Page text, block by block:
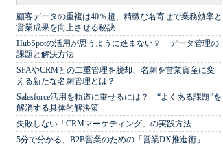
顧客データの重複は40％超、精緻な名寄せで業務効率と
営業成果を向上させる秘訣
HubSpotの活用が思うように進まない？ データ管理の
課題と解決方法
SFAやCRMとの二重管理を脱却、名刺を営業資産に変
える新たな名刺管理とは？
Salesforce活用を軌道に乗せるには？ “よくある課題”を
解消する具体的解決策
失敗しない「CRMマーケティング」の実践方法
5分で分かる、B2B営業のための「営業DX推進術」